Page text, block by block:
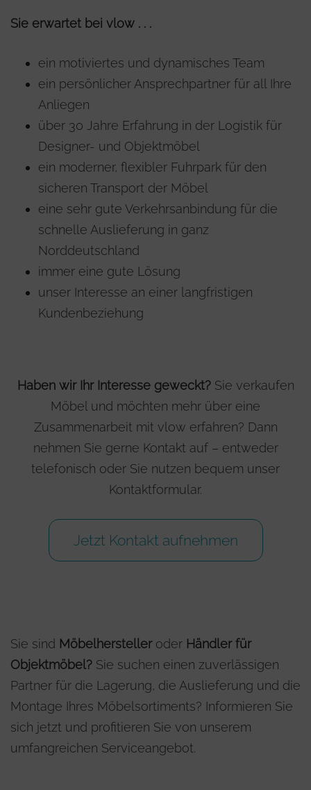
Sie erwartet bei vlow . . .
ein motiviertes und dynamisches Team
ein persönlicher Ansprechpartner für all Ihre
Anliegen
über 30 Jahre Erfahrung in der Logistik für
Designer- und Objektmöbel
ein moderner, flexibler Fuhrpark für den
sicheren Transport der Möbel
eine sehr gute Verkehrsanbindung für die
schnelle Auslieferung in ganz
Norddeutschland
immer eine gute Lösung
unser Interesse an einer langfristigen
Kundenbeziehung
Haben wir Ihr Interesse geweckt? Sie verkaufen
Möbel und möchten mehr über eine
Zusammenarbeit mit vlow erfahren? Dann
nehmen Sie gerne Kontakt auf – entweder
telefonisch oder Sie nutzen bequem unser
Kontaktformular.
Jetzt Kontakt aufnehmen
Sie sind Möbelherstelleroder Händler für
Objektmöbel? Sie suchen einen zuverlässigen
Partner für die Lagerung, die Auslieferung und die
Montage Ihres Möbelsortiments? Informieren Sie
sich jetzt und profitieren Sie von unserem
umfangreichen Serviceangebot.